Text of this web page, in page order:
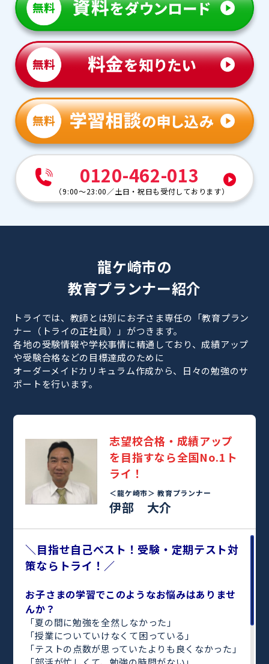
0120-462-013
（9:00～23:00 ／土日・祝日も受付しております）
龍ケ崎市の
教育プランナー紹介
トライでは、教師とは別にお子さま専任の「教育プラン
ナー（トライの正社員）」がつきます。
各地の受験情報や学校事情に精通しており、成績アップ
や受験合格などの目標達成のために
オーダーメイドカリキュラム作成から、日々の勉強のサ
ポートを行います。
志望校合格・成績アップ
を目指すなら全国No.1ト
ライ！
＜龍ケ崎市＞教育プランナー
伊部 大介
＼目指せ自己ベスト！受験・定期テスト対
策ならトライ！／
お子さまの学習でこのようなお悩みはありませ
んか？
「夏の間に勉強を全然しなかった」
「授業についていけなくて困っている」
「テストの点数が思っていたよりも良くなかった」